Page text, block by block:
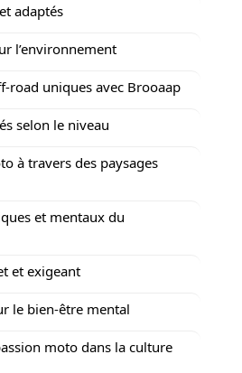
adaptés
l’environnement
road uniques avec Brooaap
selon le niveau
à travers des paysages
et mentaux du
et exigeant
le bien-être mental
moto dans la culture